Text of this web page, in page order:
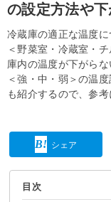
の設定方法や
冷蔵庫の適正な温度
＜野菜室・冷蔵室・
庫内の温度が下がら
＜強・中・弱＞の温
も紹介するので、参考
シェア
目次